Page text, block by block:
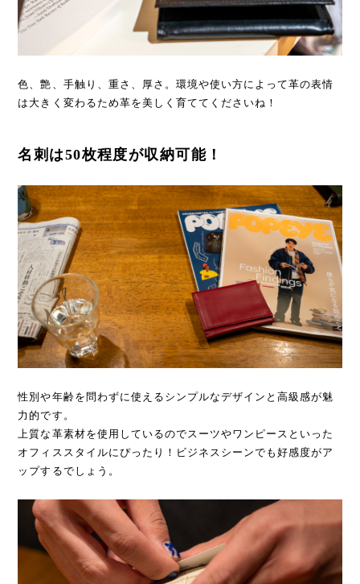
色、艶、手触り、重さ、厚さ。環境や使い方によって革の表情
は大きく変わるため革を美しく育ててくださいね！
名刺は50枚程度が収納可能！
性別や年齢を問わずに使えるシンプルなデザインと高級感が魅
力的です。
上質な革素材を使用しているのでスーツやワンピースといった
オフィススタイルにぴったり！ビジネスシーンでも好感度がア
ップするでしょう。